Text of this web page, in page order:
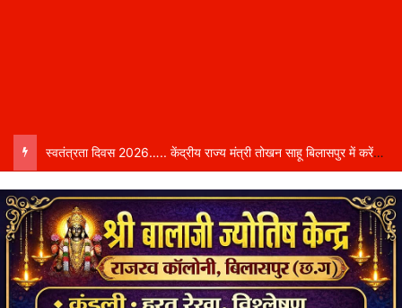
स्वतंत्रता दिवस 2026….. केंद्रीय राज्य मंत्री तोखन साहू बिलासपुर में करेंगे ध्वजारोहण, शासन ने जारी की जिला-वार मुख्य अतिथियों की सूची……